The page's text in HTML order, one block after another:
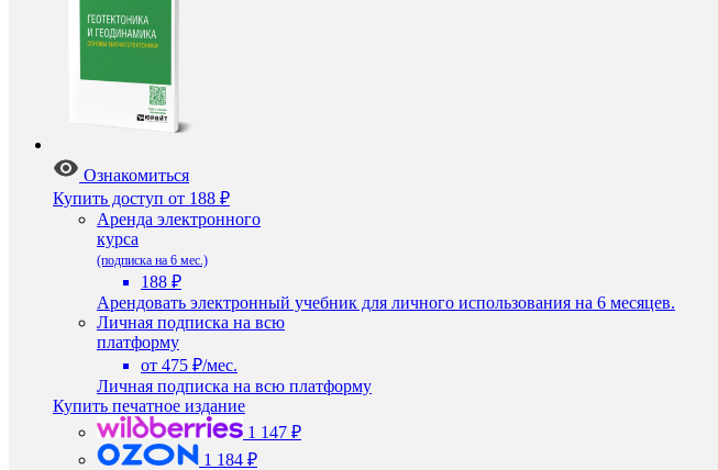
Ознакомиться
Купить доступ от 188 ₽
Аренда электронного
курса
(подписка на 6 мес.)
188 ₽
Арендовать электронный учебник для личного использования на 6 месяцев.
Личная подписка на всю
платформу
от 475 ₽/мес.
Личная подписка на всю платформу
Купить печатное издание
1 147 ₽
1 184 ₽